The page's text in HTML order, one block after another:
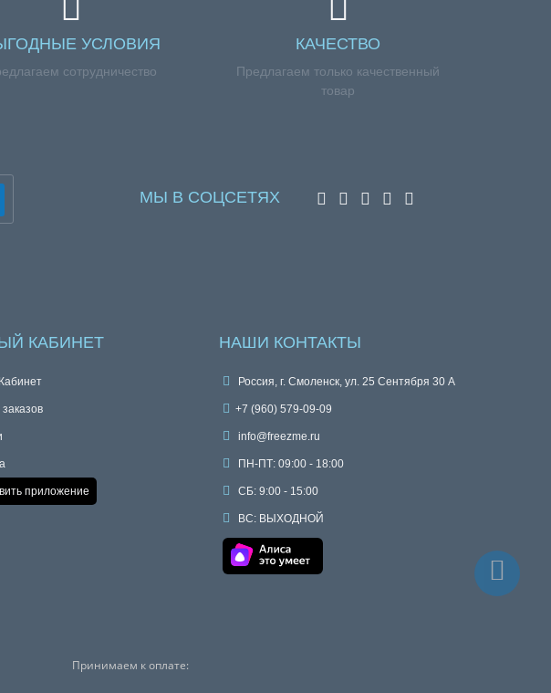
УСЛОВИЯ
сотрудничество
КАЧЕСТВО
Предлагаем только качественный
товар
МЫ В СОЦСЕТЯХ
КАБИНЕТ
приложение
НАШИ КОНТАКТЫ
Россия, г. Смоленск, ул. 25 Сентября 30 А
+7 (960) 579-09-09
info@freezme.ru
ПН-ПТ: 09:00 - 18:00
СБ: 9:00 - 15:00
ВС: ВЫХОДНОЙ
Принимаем к оплате: